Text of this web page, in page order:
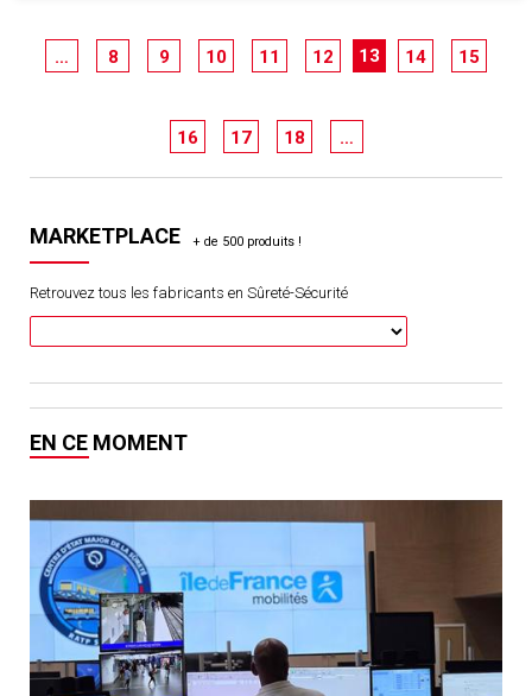
… 8 9 10 11 12 13 14 15
16 17 18 …
MARKETPLACE
Retrouvez tous les fabricants en Sûreté-Sécurité
EN CE MOMENT